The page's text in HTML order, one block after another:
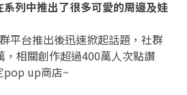
列中推出了很多可愛的周邊及娃
平台推出後迅速掀起話題，社群
，相關創作超過400萬人次點讚
pop up商店~